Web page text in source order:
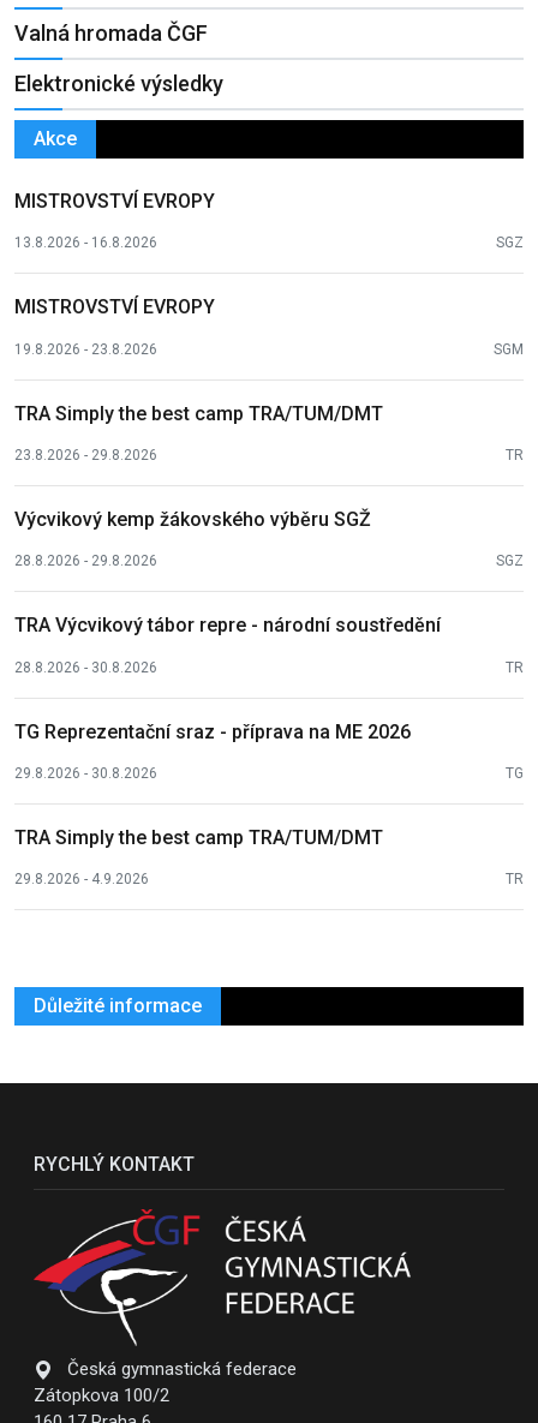
Valná hromada ČGF
Elektronické výsledky
Akce
MISTROVSTVÍ EVROPY
13.8.2026 - 16.8.2026 SGZ
MISTROVSTVÍ EVROPY
19.8.2026 - 23.8.2026 SGM
TRA Simply the best camp TRA/TUM/DMT
23.8.2026 - 29.8.2026 TR
Výcvikový kemp žákovského výběru SGŽ
28.8.2026 - 29.8.2026 SGZ
TRA Výcvikový tábor repre - národní soustředění
28.8.2026 - 30.8.2026 TR
TG Reprezentační sraz - příprava na ME 2026
29.8.2026 - 30.8.2026 TG
TRA Simply the best camp TRA/TUM/DMT
29.8.2026 - 4.9.2026 TR
Důležité informace
RYCHLÝ KONTAKT
Česká gymnastická federace
Zátopkova 100/2